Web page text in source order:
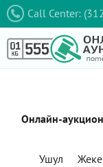
Call Center:
Онлайн-
Ушул Жеке